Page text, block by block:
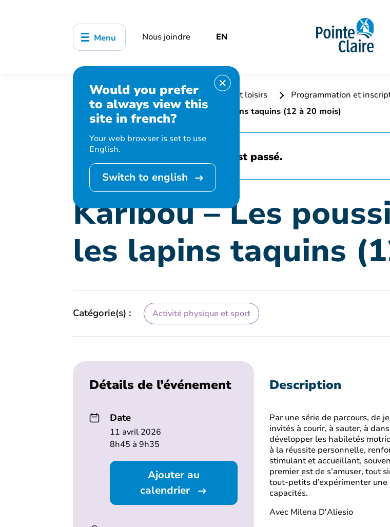
Menu Nous joindre EN
Would you prefer
to always view this
site in french?
Your web browser is set to use
English.
Switch to english
Accueil Bibliothèque, culture, sports et loisirs Programmation et
Karibou – Les poussins coquins et les lapins taquins (12 à 20 mois)
Cet événement est passé.
Karibou – Les
les lapins taquins
Catégorie(s) : Activité physique et sport
Détails de l’événement
Date
11 avril 2026
8h45 à 9h35
Ajouter au
calendrier
Description
Par une série de parcours, de
invités à courir, à sauter, à
développer les habiletés
à la réussite personnelle,
stimulant et accueillant,
premier est de s’amuser, tout
tout-petits d’expérimenter
capacités.
Avec Milena D'Aliesio